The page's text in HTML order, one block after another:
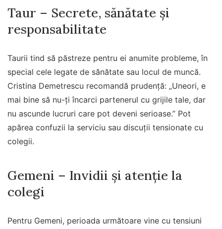
Taur – Secrete, sănătate și
responsabilitate
Taurii tind să păstreze pentru ei anumite probleme, în
special cele legate de sănătate sau locul de muncă.
Cristina Demetrescu recomandă prudență: „Uneori, e
mai bine să nu-ți încarci partenerul cu grijile tale, dar
nu ascunde lucruri care pot deveni serioase.” Pot
apărea confuzii la serviciu sau discuții tensionate cu
colegii.
Gemeni – Invidii și atenție la
colegi
Pentru Gemeni, perioada următoare vine cu tensiuni